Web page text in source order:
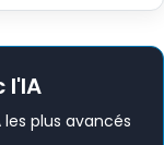
l'IA
plus avancés